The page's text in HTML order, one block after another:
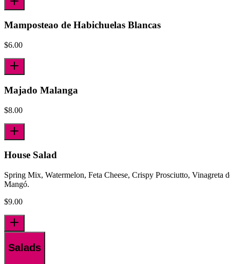
Mamposteao de Habichuelas Blancas
$6.00
Majado Malanga
$8.00
House Salad
Spring Mix, Watermelon, Feta Cheese, Crispy Prosciutto, Vinagreta
Mangó.
$9.00
Salads